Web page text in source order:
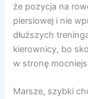
że pozycja na
piersiowej i nie
dłuższych
kierownicy, bo
w stronę
Marsze, szybki